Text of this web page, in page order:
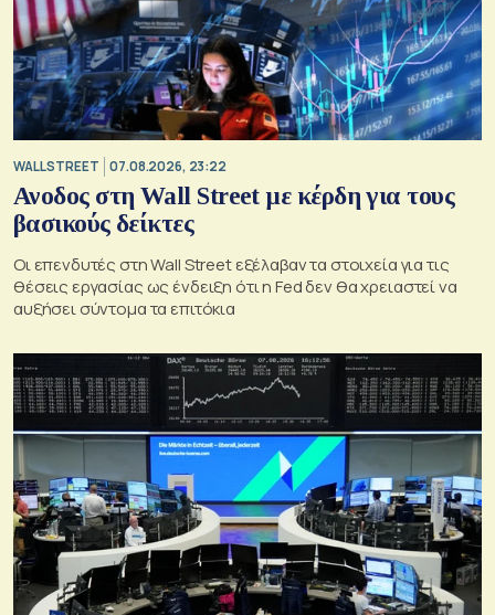
WALL STREET 07.08.2026, 23:22
Ανοδος στη Wall Street με κέρδη για τους
βασικούς δείκτες
Οι επενδυτές στη Wall Street εξέλαβαν τα στοιχεία για τις
θέσεις εργασίας ως ένδειξη ότι η Fed δεν θα χρειαστεί να
αυξήσει σύντομα τα επιτόκια